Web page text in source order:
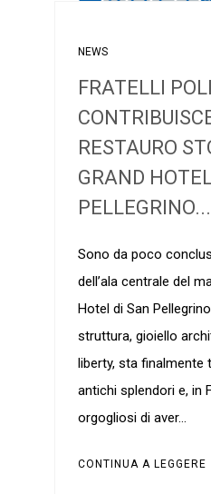
NEWS
FRATELLI POLI
RESTAURO
GRAND
PELLEGRINO...
Sono da poco
dell’ala centrale del
Hotel di San
struttura, gioiello
liberty, sta finalmente
antichi splendori e, in
orgogliosi di aver…
CONTINUA A LEGGERE